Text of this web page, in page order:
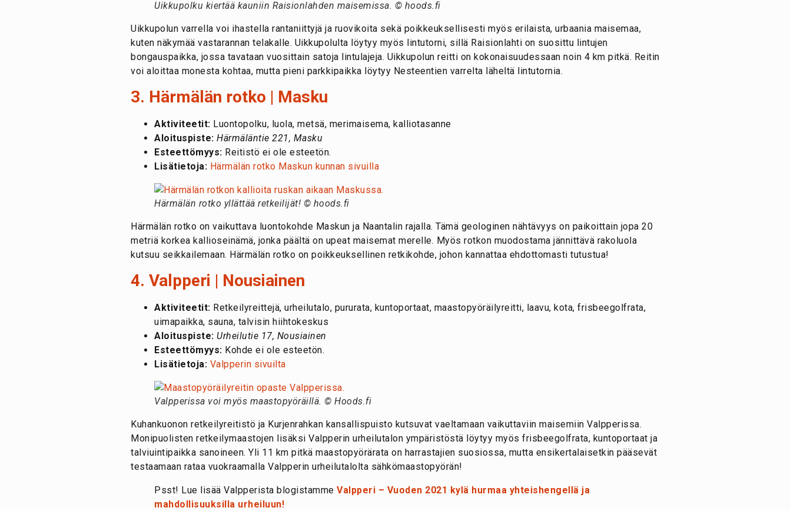
Uikkupolku kiertää kauniin Raisionlahden maisemissa. © hoods.fi
Uikkupolun varrella voi ihastella rantaniittyjä ja ruovikoita sekä poikkeuksellisesti myös erilaista, urbaania maisemaa,
kuten näkymää vastarannan telakalle. Uikkupolulta löytyy myös lintutorni, sillä Raisionlahti on suosittu lintujen
bongauspaikka, jossa tavataan vuosittain satoja lintulajeja. Uikkupolun reitti on kokonaisuudessaan noin 4 km pitkä. Reitin
voi aloittaa monesta kohtaa, mutta pieni parkkipaikka löytyy Nesteentien varrelta läheltä lintutornia.
3. Härmälän rotko | Masku
Aktiviteetit: Luontopolku, luola, metsä, merimaisema, kalliotasanne
Aloituspiste: Härmäläntie 221, Masku
Esteettömyys: Reitistö ei ole esteetön.
Lisätietoja: Härmälän rotko Maskun kunnan sivuilla
Härmälän rotko yllättää retkeilijät! © hoods.fi
Härmälän rotko on vaikuttava luontokohde Maskun ja Naantalin rajalla. Tämä geologinen nähtävyys on paikoittain jopa 20
metriä korkea kallioseinämä, jonka päältä on upeat maisemat merelle. Myös rotkon muodostama jännittävä rakoluola
kutsuu seikkailemaan. Härmälän rotko on poikkeuksellinen retkikohde, johon kannattaa ehdottomasti tutustua!
4. Valpperi | Nousiainen
Aktiviteetit: Retkeilyreittejä, urheilutalo, pururata, kuntoportaat, maastopyöräilyreitti, laavu, kota, frisbeegolfrata,
uimapaikka, sauna, talvisin hiihtokeskus
Aloituspiste: Urheilutie 17, Nousiainen
Esteettömyys: Kohde ei ole esteetön.
Lisätietoja: Valpperin sivuilta
Valpperissa voi myös maastopyöräillä. © Hoods.fi
Kuhankuonon retkeilyreitistö ja Kurjenrahkan kansallispuisto kutsuvat vaeltamaan vaikuttaviin maisemiin Valpperissa.
Monipuolisten retkeilymaastojen lisäksi Valpperin urheilutalon ympäristöstä löytyy myös frisbeegolfrata, kuntoportaat ja
talviuintipaikka sanoineen. Yli 11 km pitkä maastopyörärata on harrastajien suosiossa, mutta ensikertalaisetkin pääsevät
testaamaan rataa vuokraamalla Valpperin urheilutalolta sähkömaastopyörän!
Psst! Lue lisää Valpperista blogistamme Valpperi – Vuoden 2021 kylä hurmaa yhteishengellä ja
mahdollisuuksilla urheiluun!